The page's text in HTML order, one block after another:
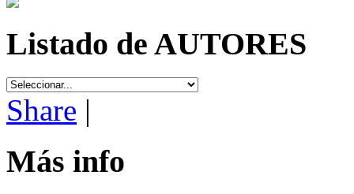
Listado de AUTORES
Share |
Más info